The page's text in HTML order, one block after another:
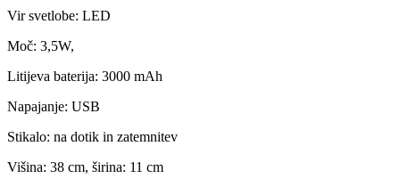
Vir svetlobe: LED
Moč: 3,5W,
Litijeva baterija: 3000 mAh
Napajanje: USB
Stikalo: na dotik in zatemnitev
Višina: 38 cm, širina: 11 cm